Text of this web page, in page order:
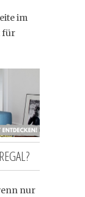
im
für
nur